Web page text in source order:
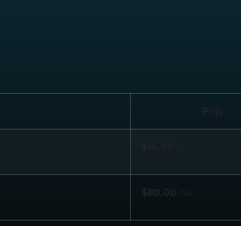
Prijs
$80.00 nu.